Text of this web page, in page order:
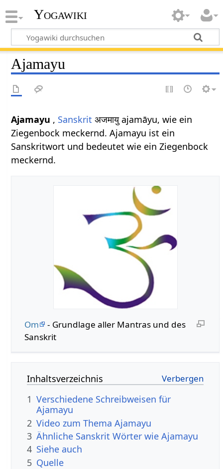
Yogawiki
Ajamayu
Ajamayu , Sanskrit अजमायु ajamāyu, wie ein
Ziegenbock meckernd. Ajamayu ist ein
Sanskritwort und bedeutet wie ein Ziegenbock
meckernd.
Om
- Grundlage aller Mantras und des
Sanskrit
Inhaltsverzeichnis
1 Verschiedene Schreibweisen für
Ajamayu
2 Video zum Thema Ajamayu
3 Ähnliche Sanskrit Wörter wie Ajamayu
4 Siehe auch
5 Quelle